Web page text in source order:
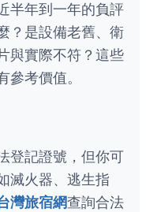
半年到一年的負評
？是設備老舊、衛
與實際不符？這些
考價值。
登記證號，但你可
滅火器、逃生指
灣旅宿網查詢合法